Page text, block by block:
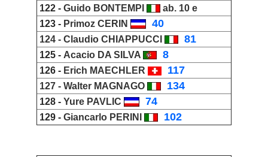
122 - Guido BONTEMPI
ab. 10 e
123 - Primoz CERIN 40
124 - Claudio CHIAPPUCCI 81
125 - Acacio DA SILVA 8
126 - Erich MAECHLER 117
127 - Walter MAGNAGO 134
128 - Yure PAVLIC 74
129 - Giancarlo PERINI 102